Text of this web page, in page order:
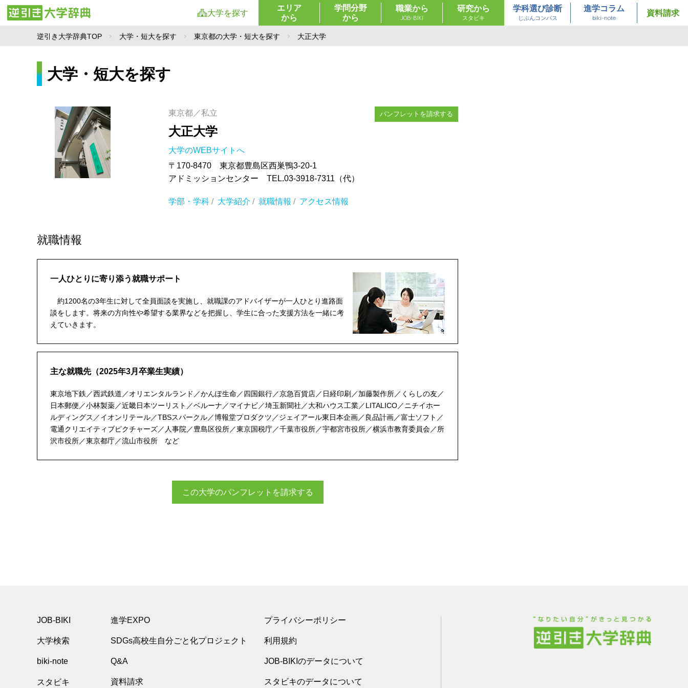
大学を探す
エリア
から
学問分野
から
職業から
JOB-BIKI
研究から
スタビキ
学科選び診断
じぶんコンパス
進学コラム
biki-note
資料請求
逆引き大学辞典TOP 大学・短大を探す 東京都の大学・短大を探す 大正大学
大学・短大を探す
東京都／私立
大正大学
大学のWEBサイトへ
〒170-8470 東京都豊島区西巣鴨3-20-1
アドミッションセンター TEL.03-3918-7311（代）
パンフレットを請求する
学部・学科/ 大学紹介 / 就職情報 / アクセス情報
就職情報
一人ひとりに寄り添う就職サポート
約1200名の3年生に対して全員面談を実施し、就職課のアドバイザーが一人ひとり進路面
談をします。将来の方向性や希望する業界などを把握し、学生に合った支援方法を一緒に考
えていきます。
主な就職先（2025年3月卒業生実績）
東京地下鉄／西武鉄道／オリエンタルランド／かんぽ生命／四国銀行／京急百貨店／日経印刷／加藤製作所／くらしの友／
日本郵便／小林製薬／近畿日本ツーリスト／ベルーナ／マイナビ／埼玉新聞社／大和ハウス工業／LITALICO／ニチイホー
ルディングス／イオンリテール／TBSスパークル／博報堂プロダクツ／ジェイアール東日本企画／良品計画／富士ソフト／
電通クリエイティブピクチャーズ／人事院／豊島区役所／東京国税庁／千葉市役所／宇都宮市役所／横浜市教育委員会／所
沢市役所／東京都庁／流山市役所 など
この大学のパンフレットを請求する
JOB-BIKI
大学検索
biki-note
スタビキ
進学EXPO
SDGs高校生自分ごと化プロジェクト
Q&A
資料請求
プライバシーポリシー
利用規約
JOB-BIKIのデータについて
スタビキのデータについて